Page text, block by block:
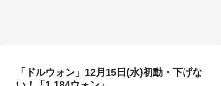
「ドルウォン」12月15日(水)初動・下げな